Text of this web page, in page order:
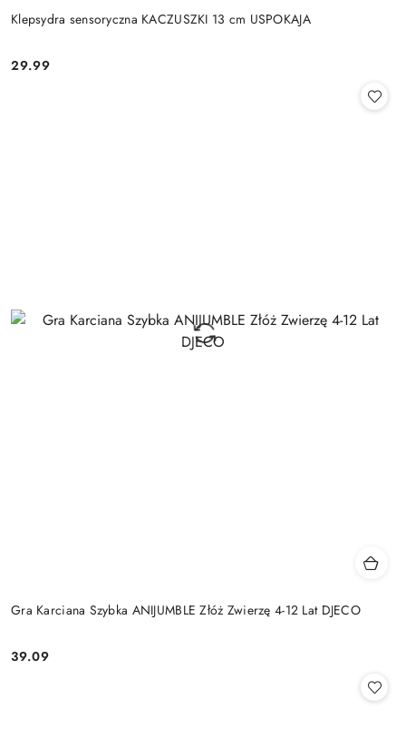
Klepsydra sensoryczna KACZUSZKI 13 cm USPOKAJA
Cena:
29.99
Gra Karciana Szybka ANIJUMBLE Złóż Zwierzę 4-12 Lat DJECO
Cena:
39.09